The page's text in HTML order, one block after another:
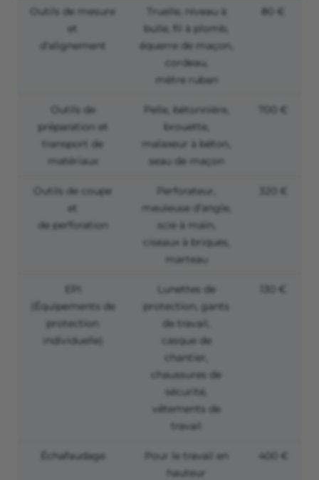
Outils de mesure
et
d’alignement
Truelle, niveau à
bulle, fil à plomb,
équerre de maçon,
cordeau,
mètre ruban
80 €
Outils de
préparation et
transport de
matériaux
Pelle, bétonnière,
brouette,
malaxeur à béton,
seau de maçon
700 €
Outils de coupe
et
de perforation
Perforateur,
meuleuse d’angle,
scie à main,
ciseaux à briques,
marteau
320 €
(Équipements de
protection
individuelle)
Lunettes de
protection, gants
de travail,
casque de
chantier,
chaussures de
sécurité,
vêtements de
travail
130 €
Échafaudage
Pour le travail en
hauteur
400 €